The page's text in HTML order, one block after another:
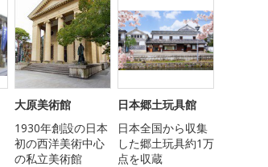
大原美術館
1930年創設の日本
初の西洋美術中心
の私立美術館
日本郷土玩具館
日本全国から収集
した郷土玩具約1万
点を収蔵